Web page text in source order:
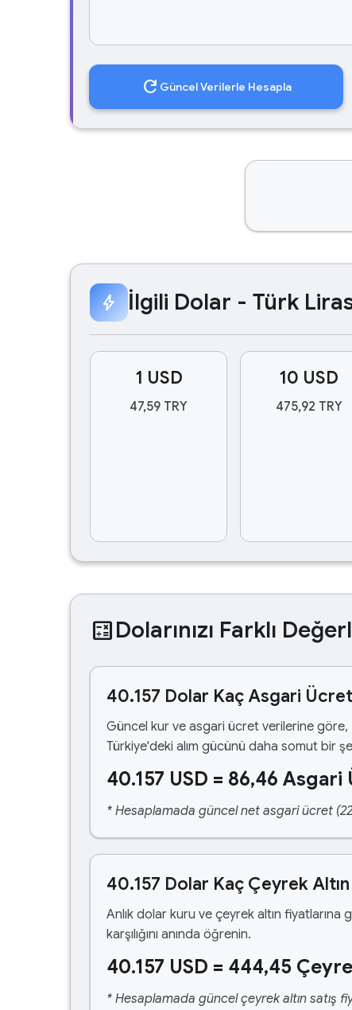
refresh Güncel Verilerle Hesapla
bolt İlgili Dolar - Türk
1 USD
47,59 TRY
10 USD
475,92 TRY
calculateDolarınızı Farklı
40.157 Dolar Kaç Asgari
Güncel kur ve asgari ücret verilerine göre,
Türkiye'deki alım gücünü daha somut bir
40.157 USD = 86,46
* Hesaplamada güncel net asgari ücret
40.157 Dolar Kaç Çeyrek
Anlık dolar kuru ve çeyrek altın fiyatlarına
karşılığını anında öğrenin.
40.157 USD = 444,45
* Hesaplamada güncel çeyrek altın satış